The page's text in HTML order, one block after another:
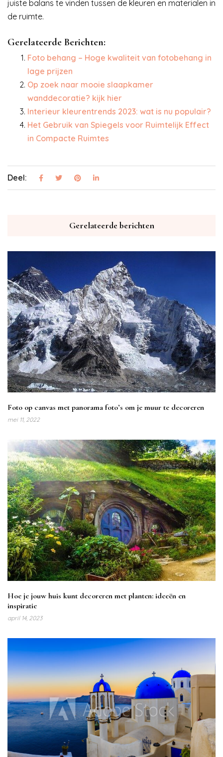
juiste balans te vinden tussen de kleuren en materialen in
de ruimte.
Gerelateerde Berichten:
Foto behang – Hoge kwaliteit van fotobehang in
lage prijzen
Op zoek naar mooie slaapkamer
wanddecoratie? kijk hier
Interieur kleurentrends 2023: wat is nu populair?
Het Gebruik van Spiegels voor Ruimtelijk Effect
in Compacte Ruimtes
Deel:
Gerelateerde berichten
Foto op canvas met panorama foto’s om je muur te decoreren
mei 11, 2022
Hoe je jouw huis kunt decoreren met planten: ideeën en
inspiratie
april 14, 2023